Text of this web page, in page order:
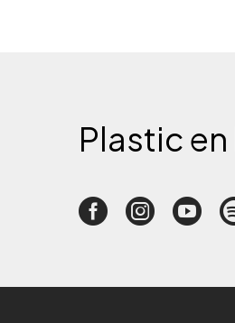
Plastic en